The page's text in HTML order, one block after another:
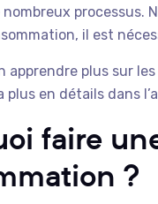
nombreux processus.
il est
apprendre plus sur les
plus en détails dans
faire
?